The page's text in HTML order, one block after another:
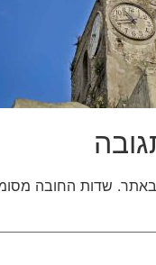
באתר. שדות החובה